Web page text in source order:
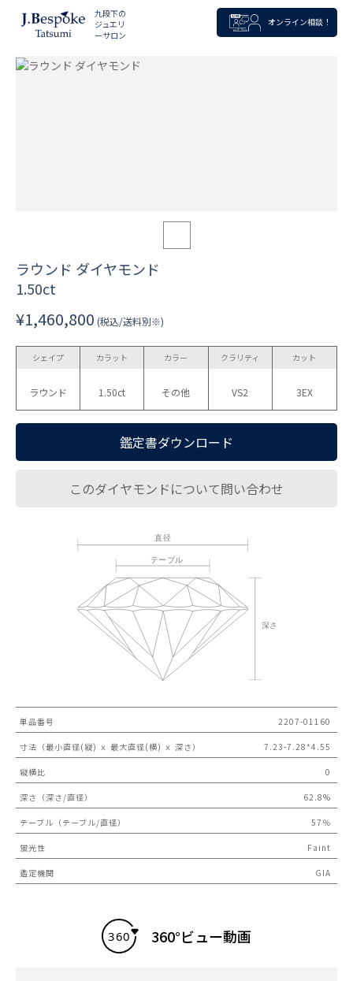
九段下の
ジュエリ
ーサロン
オンライン相談！
ラウンド ダイヤモンド
1.50ct
¥1,460,800 (税込/送料別※)
シェイプ
ラウンド
カラット
1.50ct
カラー
その他
クラリティ
VS2
カット
3EX
鑑定書ダウンロード
このダイヤモンドについて問い合わせ
単品番号 2207-01160
寸法（最小直径(縦) ｘ 最大直径(横) ｘ 深さ） 7.23-7.28*4.55
縦横比 0
深さ（深さ/直径） 62.8%
テーブル（テーブル/直径） 57％
蛍光性 Faint
鑑定機関 GIA
360°ビュー動画